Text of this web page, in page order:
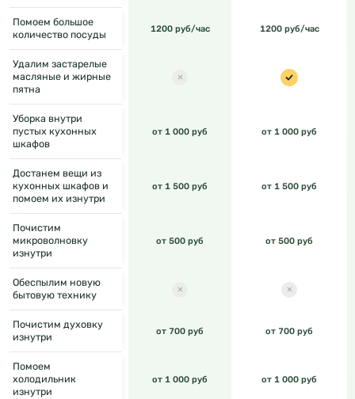
Помоем большое
количество посуды
1200 руб/час 1200 руб/час
Удалим застарелые
масляные и жирные
пятна
Уборка внутри
пустых кухонных
шкафов
от 1 000 руб от 1 000 руб
Достанем вещи из
кухонных шкафов и
помоем их изнутри
от 1 500 руб от 1 500 руб
Почистим
микроволновку
изнутри
от 500 руб от 500 руб
Обеспылим новую
бытовую технику
Почистим духовку
изнутри
от 700 руб от 700 руб
Помоем
холодильник
изнутри
от 1 000 руб от 1 000 руб